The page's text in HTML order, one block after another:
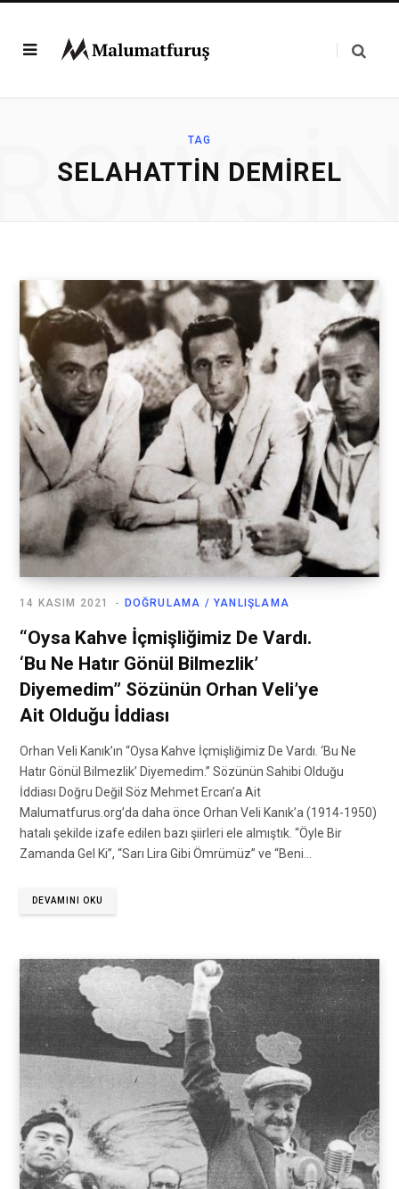
TAG
SELAHATTIN DEMIREL
DOĞRULAMA / YANLIŞLAMA
14 KASIM 2021
“Oysa Kahve İçmişliğimiz De Vardı.
‘Bu Ne Hatır Gönül Bilmezlik’
Diyemedim” Sözünün Orhan Veli’ye
Ait Olduğu İddiası
Orhan Veli Kanık’ın “Oysa Kahve İçmişliğimiz De Vardı. ‘Bu Ne
Hatır Gönül Bilmezlik’ Diyemedim.” Sözünün Sahibi Olduğu
İddiası Doğru Değil Söz Mehmet Ercan’a Ait
Malumatfurus.org’da daha önce Orhan Veli Kanık’a (1914-1950)
hatalı şekilde izafe edilen bazı şiirleri ele almıştık. “Öyle Bir
Zamanda Gel Ki”, “Sarı Lira Gibi Ömrümüz” ve “Beni…
DEVAMINI OKU